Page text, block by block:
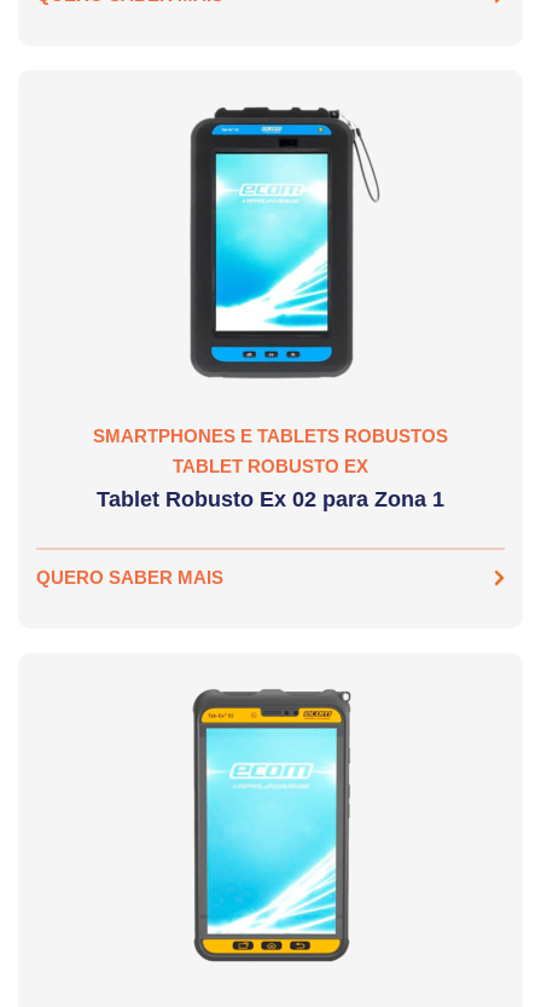
SMARTPHONES E TABLETS ROBUSTOS
TABLET ROBUSTO EX
Tablet Robusto Ex 02 para Zona 1
QUERO SABER MAIS